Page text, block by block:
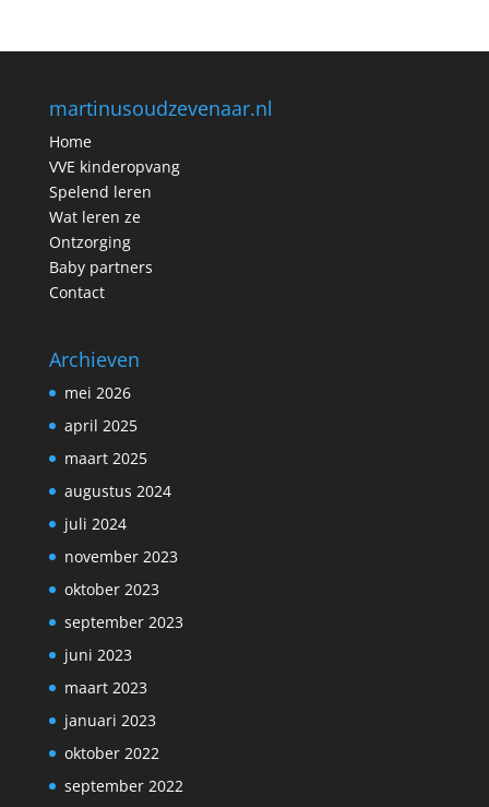
martinusoudzevenaar.nl
Home
VVE kinderopvang
Spelend leren
Wat leren ze
Ontzorging
Baby partners
Contact
Archieven
mei 2026
april 2025
maart 2025
augustus 2024
juli 2024
november 2023
oktober 2023
september 2023
juni 2023
maart 2023
januari 2023
oktober 2022
september 2022